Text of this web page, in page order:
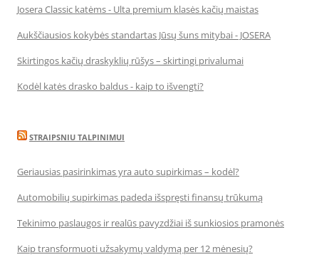
Josera Classic katėms - Ulta premium klasės kačių maistas
Aukščiausios kokybės standartas Jūsų šuns mitybai - JOSERA
Skirtingos kačių draskyklių rūšys – skirtingi privalumai
Kodėl katės drasko baldus - kaip to išvengti?
STRAIPSNIU TALPINIMUI
Geriausias pasirinkimas yra auto supirkimas – kodėl?
Automobilių supirkimas padeda išspręsti finansų trūkumą
Tekinimo paslaugos ir realūs pavyzdžiai iš sunkiosios pramonės
Kaip transformuoti užsakymų valdymą per 12 mėnesių?